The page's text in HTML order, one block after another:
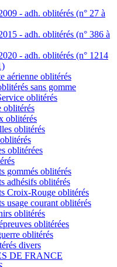
- adh. oblitérés (n° 27 à
- adh. oblitérés (n° 386 à
- adh. oblitérés (n° 1214
aérienne oblitérés
sans gomme
oblitérés
oblitérés
oblitérés
oblitérés
oblitérées
gommés oblitérés
adhésifs oblitérés
Croix-Rouge oblitérés
usage courant oblitérés
oblitérés
oblitérées
oblitérés
divers
DE FRANCE